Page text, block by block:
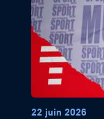
22 juin 2026